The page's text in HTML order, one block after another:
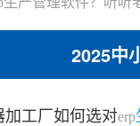
2025中
加工厂如何选对erp